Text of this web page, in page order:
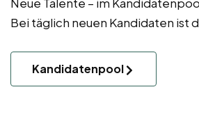
Bei täglich neuen Kandidaten ist
Kandidatenpool